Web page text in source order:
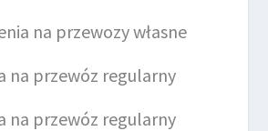
na przewozy własne
na przewóz regularny
na przewóz regularny